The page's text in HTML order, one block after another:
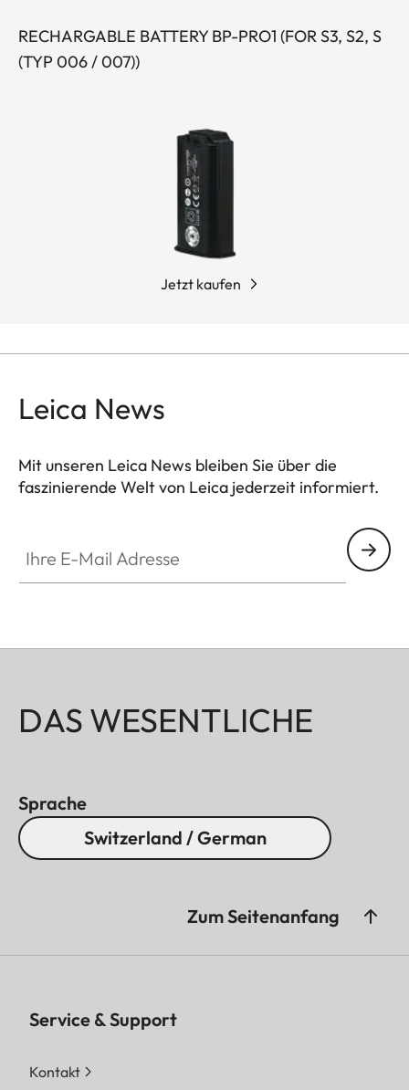
RECHARGABLE BATTERY BP-PRO1 (FOR S3, S2, S
(TYP 006 / 007))
Jetzt kaufen
Leica News
Mit unseren Leica News bleiben Sie über die
faszinierende Welt von Leica jederzeit informiert.
DAS WESENTLICHE
Sprache
Switzerland / German
Zum Seitenanfang
Service & Support
Kontakt